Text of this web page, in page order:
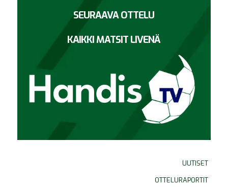
SEURAAVA OTTELU
KAIKKI MATSIT LIVENÄ
UUTISET
OTTELURAPORTIT